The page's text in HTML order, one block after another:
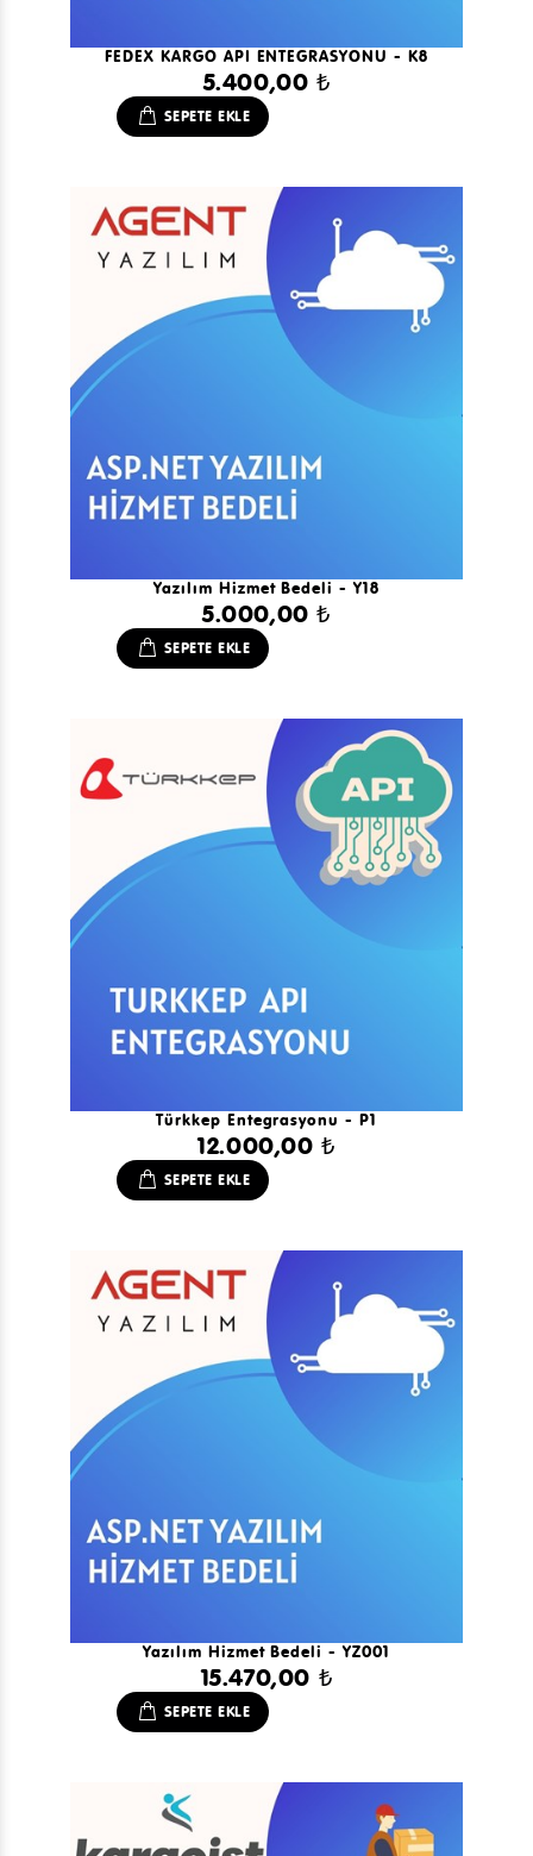
FEDEX KARGO API ENTEGRASYONU - K8
5.400,00 ₺
SEPETE EKLE
Yazılım Hizmet Bedeli - Y18
5.000,00 ₺
SEPETE EKLE
Türkkep Entegrasyonu - P1
12.000,00 ₺
SEPETE EKLE
Yazılım Hizmet Bedeli - YZ001
15.470,00 ₺
SEPETE EKLE